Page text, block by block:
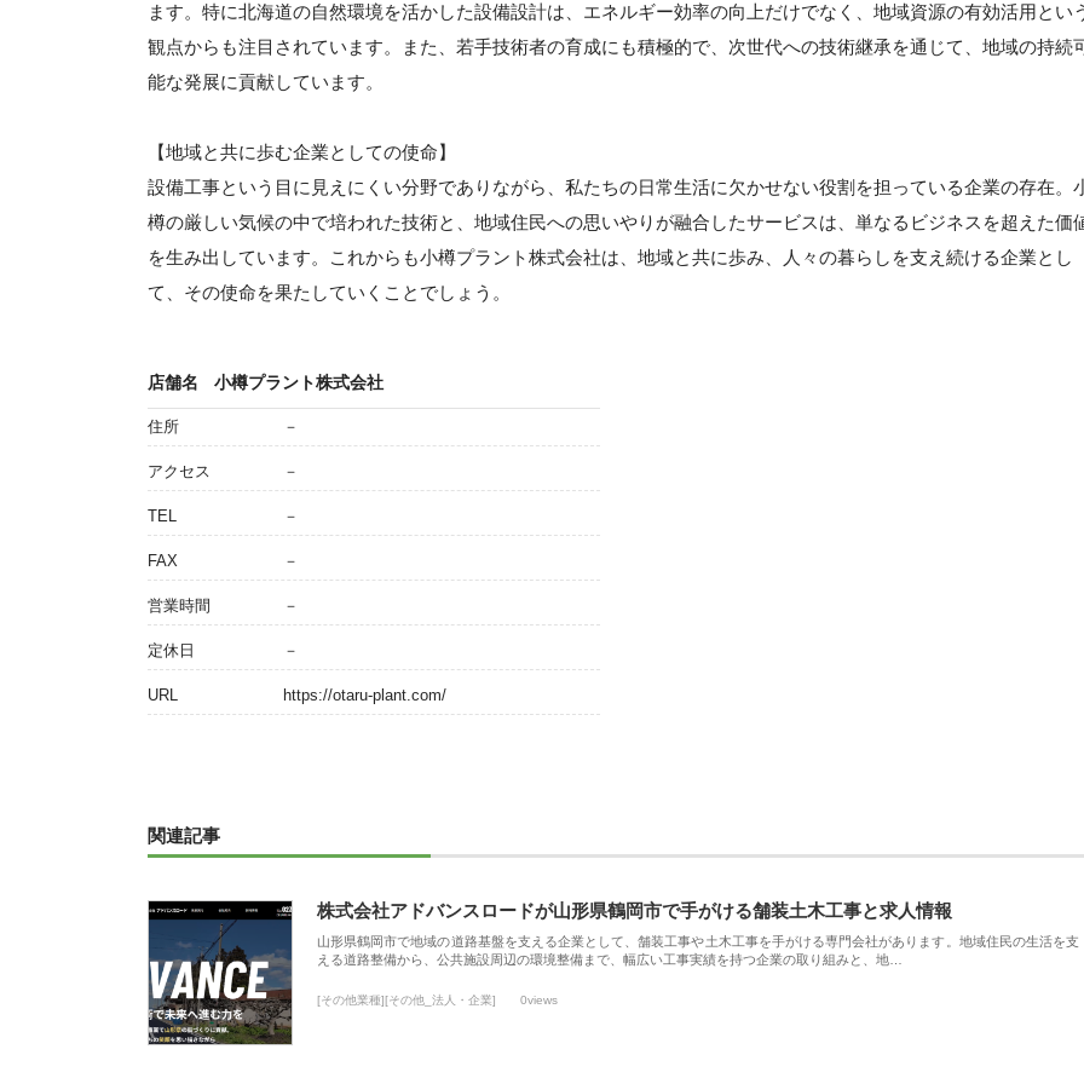
ます。特に北海道の自然環境を活かした設備設計は、エネルギー効率の向上だけでなく、地域資源の有効活用とい
観点からも注目されています。また、若手技術者の育成にも積極的で、次世代への技術継承を通じて、地域の持続
能な発展に貢献しています。
【地域と共に歩む企業としての使命】
設備工事という目に見えにくい分野でありながら、私たちの日常生活に欠かせない役割を担っている企業の存在。
樽の厳しい気候の中で培われた技術と、地域住民への思いやりが融合したサービスは、単なるビジネスを超えた価
を生み出しています。これからも小樽プラント株式会社は、地域と共に歩み、人々の暮らしを支え続ける企業とし
て、その使命を果たしていくことでしょう。
店舗名 小樽プラント株式会社
住所 －
アクセス －
TEL －
FAX －
営業時間 －
定休日 －
URL https://otaru-plant.com/
関連記事
株式会社アドバンスロードが山形県鶴岡市で手がける舗装土木工事と求人情報
山形県鶴岡市で地域の道路基盤を支える企業として、舗装工事や土木工事を手がける専門会社があります。地域住民の生活を支
える道路整備から、公共施設周辺の環境整備まで、幅広い工事実績を持つ企業の取り組みと、地…
[その他業種][その他_法人・企業] 0views